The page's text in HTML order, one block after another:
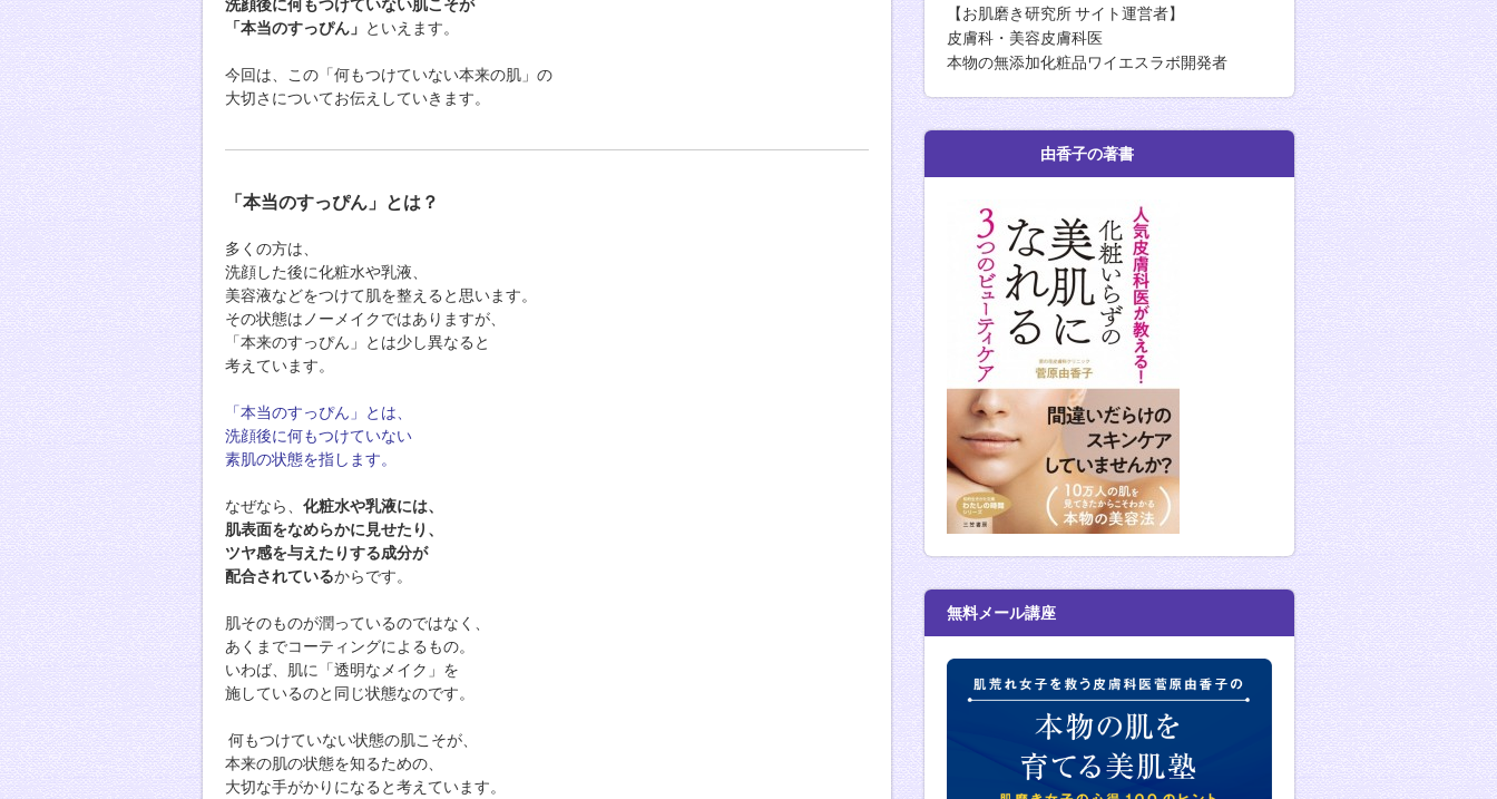
洗顔後に何もつけていない肌こそが
「本当のすっぴん」 といえます。
今回は、この「何もつけていない本来の肌」の
大切さについてお伝えしていきます。
「本当のすっぴん」とは？
多くの方は、
洗顔した後に化粧水や乳液、
美容液などをつけて肌を整えると思います。
その状態はノーメイクではありますが、
「本来のすっぴん」とは少し異なると
考えています。
「本当のすっぴん」とは、
洗顔後に何もつけていない
素肌の状態を指します。
なぜなら、 化粧水や乳液には、
肌表面をなめらかに見せたり、
ツヤ感を与えたりする成分が
配合されているからです。
肌そのものが潤っているのではなく、
あくまでコーティングによるもの。
いわば、肌に「透明なメイク」を
施しているのと同じ状態なのです。
何もつけていない状態の肌こそが、
本来の肌の状態を知るための、
大切な手がかりになると考えています。
【お肌磨き研究所 サイト運営者】
皮膚科・美容皮膚科医
本物の無添加化粧品ワイエスラボ開発者
由香子の著書
無料メール講座
肌荒れ女子を救う皮膚科